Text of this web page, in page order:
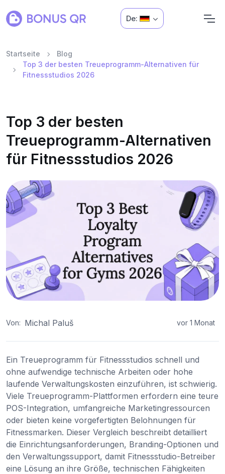
De:
Startseite
Blog
Top 3 der besten Treueprogramm-Alternativen für
Fitnessstudios 2026
Top 3 der besten
Treueprogramm-Alternativen
für Fitnessstudios 2026
Von: Michal Paluš vor 1 Monat
Ein Treueprogramm für Fitnessstudios schnell und
ohne aufwendige technische Arbeiten oder hohe
laufende Verwaltungskosten einzuführen, ist schwierig.
Viele Treueprogramm-Plattformen erfordern eine teure
POS-Integration, umfangreiche Marketingressourcen
oder bieten keine vorgefertigten Belohnungen für
Fitnessmarken. Dieser Vergleich beschreibt detailliert
die Einrichtungsanforderungen, Branding-Optionen und
den Verwaltungssupport, damit Fitnessstudio-Betreiber
eine Lösung an ihre Größe, technischen Fähigkeiten